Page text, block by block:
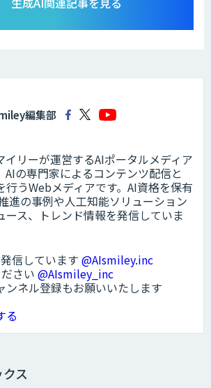
編集部
イリーが運営するAIポータルメディア
AIの専門家によるコンテンツ配信と
行うWebメディアです。AI資格を保有
進の事例や人工知能ソリューション
ース、トレンド情報を発信していま
信しています @AIsmiley.inc
さい @AIsmiley_inc
ンネル登録もお願いいたします
る
ス